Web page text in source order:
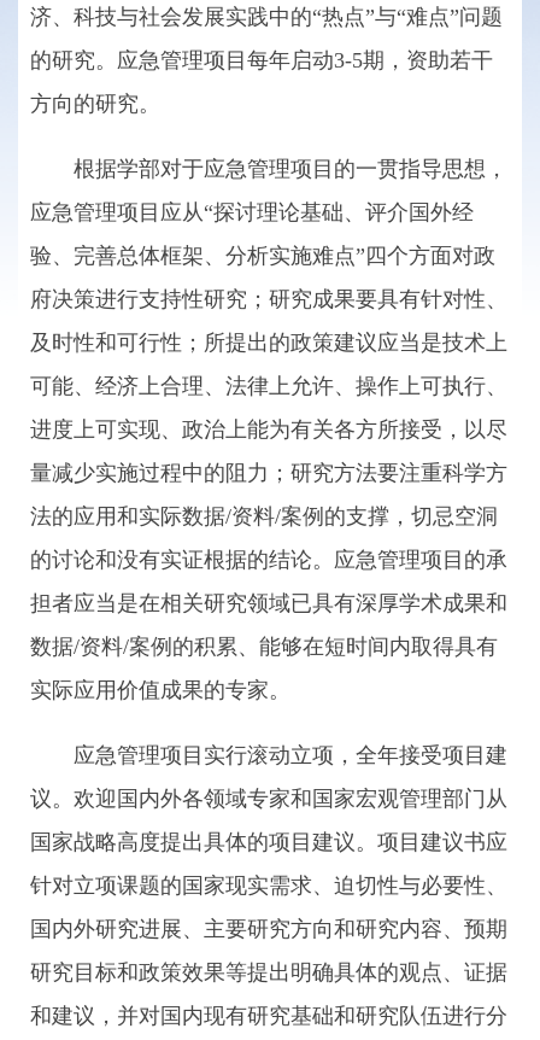
济、科技与社会发展实践中的“热点”与“难点”问题
的研究。应急管理项目每年启动3-5期，资助若干
方向的研究。
根据学部对于应急管理项目的一贯指导思想，
应急管理项目应从“探讨理论基础、评介国外经
验、完善总体框架、分析实施难点”四个方面对政
府决策进行支持性研究；研究成果要具有针对性、
及时性和可行性；所提出的政策建议应当是技术上
可能、经济上合理、法律上允许、操作上可执行、
进度上可实现、政治上能为有关各方所接受，以尽
量减少实施过程中的阻力；研究方法要注重科学方
法的应用和实际数据/资料/案例的支撑，切忌空洞
的讨论和没有实证根据的结论。应急管理项目的承
担者应当是在相关研究领域已具有深厚学术成果和
数据/资料/案例的积累、能够在短时间内取得具有
实际应用价值成果的专家。
应急管理项目实行滚动立项，全年接受项目建
议。欢迎国内外各领域专家和国家宏观管理部门从
国家战略高度提出具体的项目建议。项目建议书应
针对立项课题的国家现实需求、迫切性与必要性、
国内外研究进展、主要研究方向和研究内容、预期
研究目标和政策效果等提出明确具体的观点、证据
和建议，并对国内现有研究基础和研究队伍进行分